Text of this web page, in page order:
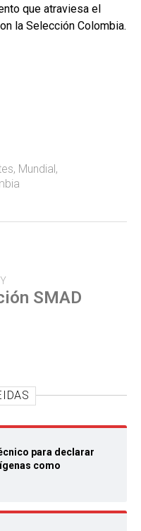
que atraviesa el
la Selección Colombia.
, Mundial,
SMAD
para declarar
como